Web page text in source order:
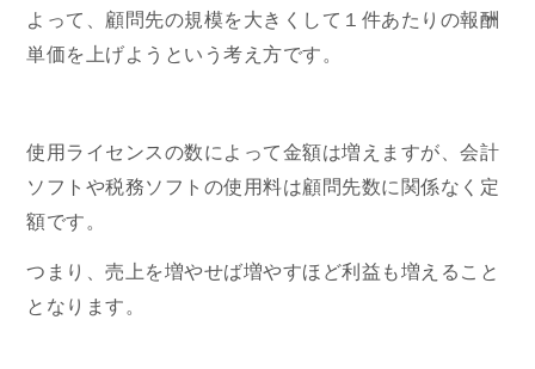
よって、顧問先の規模を大きくして１件あたりの報酬
単価を上げようという考え方です。
使用ライセンスの数によって金額は増えますが、会計
ソフトや税務ソフトの使用料は顧問先数に関係なく定
額です。
つまり、売上を増やせば増やすほど利益も増えること
となります。